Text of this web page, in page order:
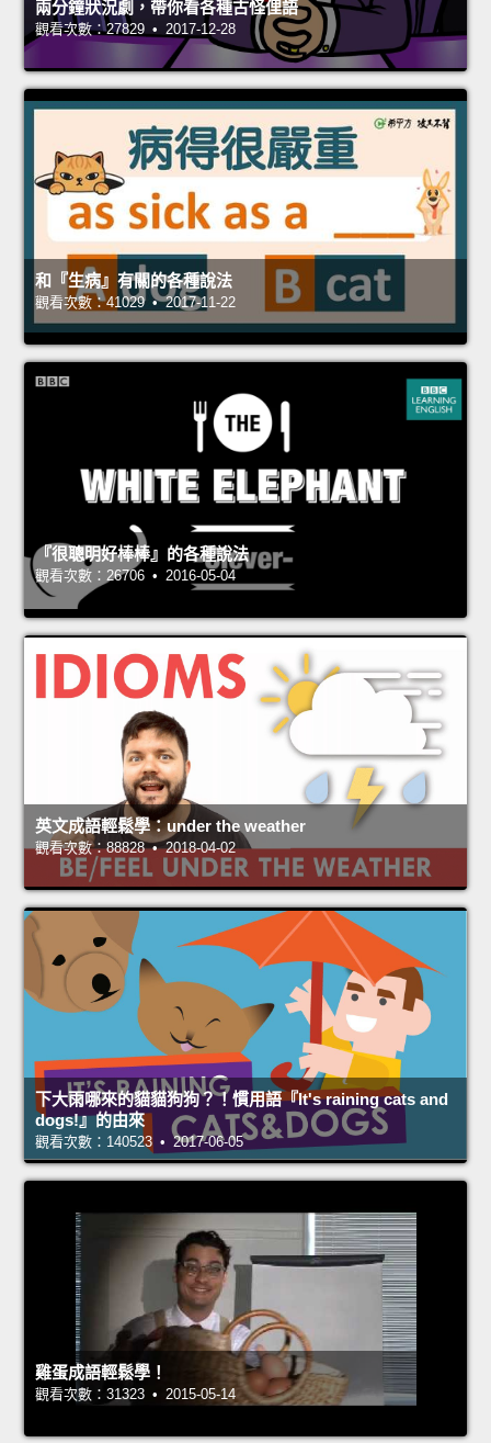
兩分鐘狀況劇，帶你看各種古怪俚語
觀看次數：27829 • 2017-12-28
和『生病』有關的各種說法
觀看次數：41029 • 2017-11-22
『很聰明好棒棒』的各種說法
觀看次數：26706 • 2016-05-04
英文成語輕鬆學：under the weather
觀看次數：88828 • 2018-04-02
下大雨哪來的貓貓狗狗？！慣用語『It's raining cats and
dogs!』的由來
觀看次數：140523 • 2017-06-05
雞蛋成語輕鬆學！
觀看次數：31323 • 2015-05-14